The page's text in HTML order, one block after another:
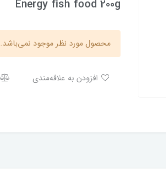
Energy fish food 200g
محصول مورد نظر موجود نمی‌باشد.